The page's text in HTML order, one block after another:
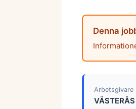
Denna
Arbetsgivare